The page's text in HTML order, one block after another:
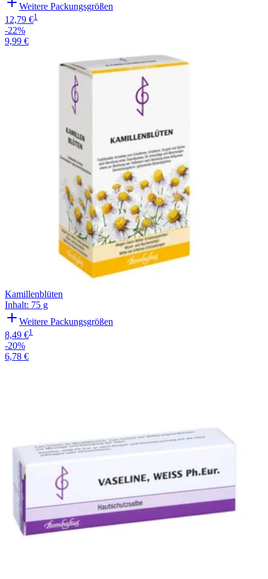
Weitere Packungsgrößen
12,79 €1
-22%
9,99 €
Kamillenblüten
Inhalt: 75 g
Weitere Packungsgrößen
8,49 €1
-20%
6,78 €